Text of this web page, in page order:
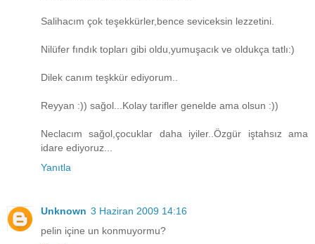
Salihacım çok teşekkürler,bence seviceksin lezzetini.
Nilüfer fındık topları gibi oldu,yumuşacık ve oldukça tatlı:)
Dilek canım teşkkür ediyorum..
Reyyan :)) sağol...Kolay tarifler genelde ama olsun :))
Neclacım sağol,çocuklar daha iyiler..Özgür iştahsız ama
idare ediyoruz...
Yanıtla
Unknown 3 Haziran 2009 14:16
pelin içine un konmuyormu?